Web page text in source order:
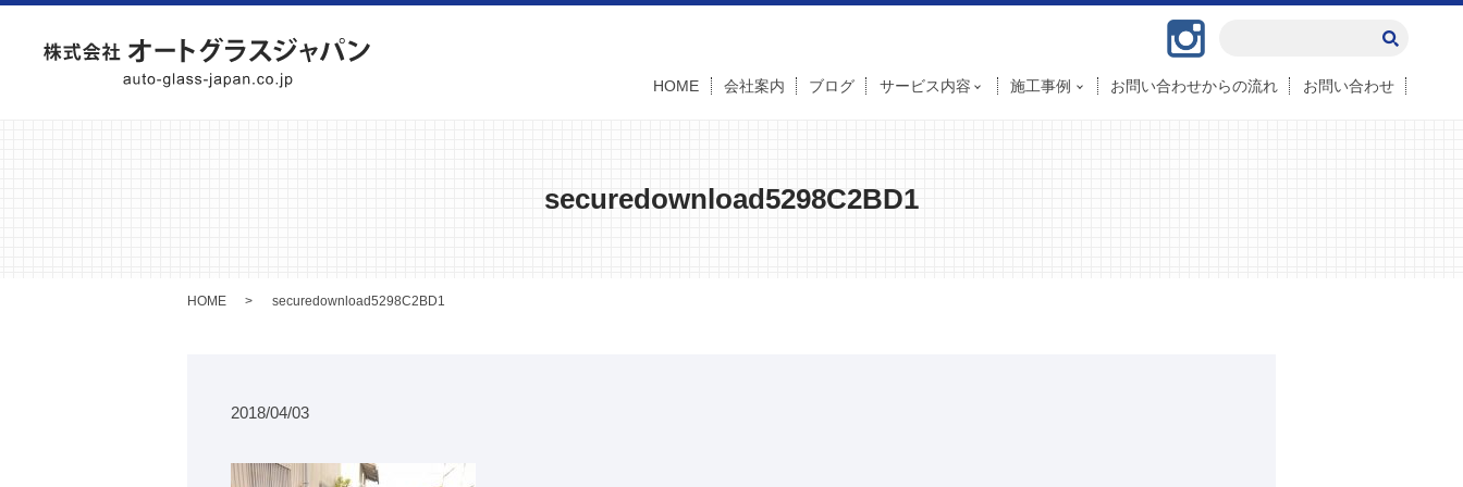
HOME 会社案内 ブログ サービス内容 施工事例 お問い合わせからの流れ お問い合わせ
securedownload5298C2BD1
HOME securedownload5298C2BD1
2018/04/03